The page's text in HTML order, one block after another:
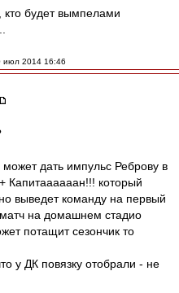
кто будет вымпелами
июл 2014 16:46
может дать импульс Реброву в
Капитаааааан!!! который
выведет команду на первый
на домашнем стадио
потащит сезончик то
у ДК повязку отобрали - не